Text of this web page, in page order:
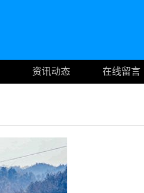
资讯动态 在线留言